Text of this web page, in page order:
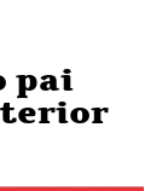
pai